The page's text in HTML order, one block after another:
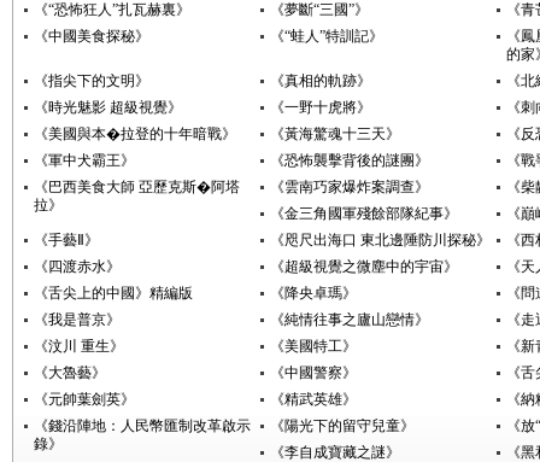
《“恐怖狂人”扎瓦赫裏》
《夢斷“三國”》
《
《中國美食探秘》
《“蛙人”特訓記》
《
的家
《指尖下的文明》
《真相的軌跡》
《
《時光魅影 超級視覺》
《一野十虎將》
《
《美國與本�拉登的十年暗戰》
《黃海驚魂十三天》
《
《軍中犬霸王》
《恐怖襲擊背後的謎團》
《
《巴西美食大師 亞歷克斯�阿塔
拉》
《雲南巧家爆炸案調查》
《
《金三角國軍殘餘部隊紀事》
《
《手藝Ⅱ》
《咫尺出海口 東北邊陲防川探秘》
《
《四渡赤水》
《超級視覺之微塵中的宇宙》
《
《舌尖上的中國》精編版
《降央卓瑪》
《
《我是普京》
《純情往事之廬山戀情》
《
《汶川 重生》
《美國特工》
《
《大魯藝》
《中國警察》
《
《元帥葉劍英》
《精武英雄》
《
《錢沿陣地：人民幣匯制改革啟示
錄》
《陽光下的留守兒童》
《
《李自成寶藏之謎》
《